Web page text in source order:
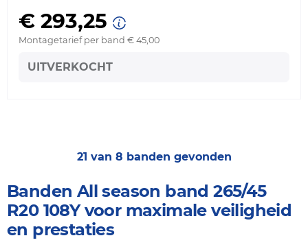
€ 293,25
Montagetarief per band € 45,00
UITVERKOCHT
21 van 8 banden gevonden
Banden All season band 265/45
R20 108Y voor maximale veiligheid
en prestaties